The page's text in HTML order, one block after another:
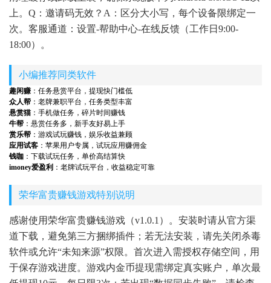
上。Q：邀请码无效？A：区分大小写，每个设备限绑定一
次。客服通道：设置-帮助中心-在线反馈（工作日9:00-
18:00）。
小编推荐同类软件
趣闲赚：任务悬赏平台，提现快门槛低
众人帮 ：老牌兼职平台，任务类型丰富
悬赏猫：手机做任务，碎片时间赚钱
牛帮 ：悬赏任务多，新手友好易上手
赏乐帮 ：游戏试玩赚钱，娱乐收益兼顾
应用试客 ：苹果用户专属，试玩应用赚佣金
钱咖 ：下载试玩任务，单价高结算快
imoney爱盈利 ：老牌试玩平台，收益稳定可靠
荣华富贵赚钱游戏特别说明
感谢使用荣华富贵赚钱游戏（v1.0.1）。安装时请从官方渠
道下载，避免第三方捆绑插件；若无法安装，请先关闭杀毒
软件或允许“未知来源”权限。首次进入需授权存储空间，用
于保存游戏进度。游戏内金币提现需绑定真实账户，单次最